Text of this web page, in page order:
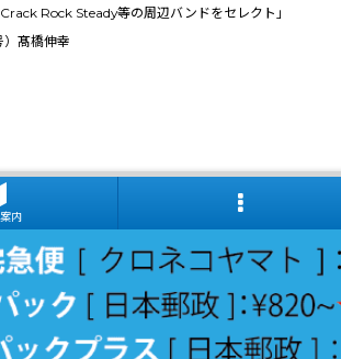
Rock Steady等の周辺バンドをセレクト」
髙橋伸幸
内